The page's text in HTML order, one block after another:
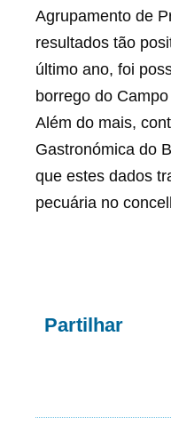
Agrupamento de
resultados tão
último ano, foi
borrego do
Além do mais,
Gastronómica do
que estes dados
pecuária no
Partilhar